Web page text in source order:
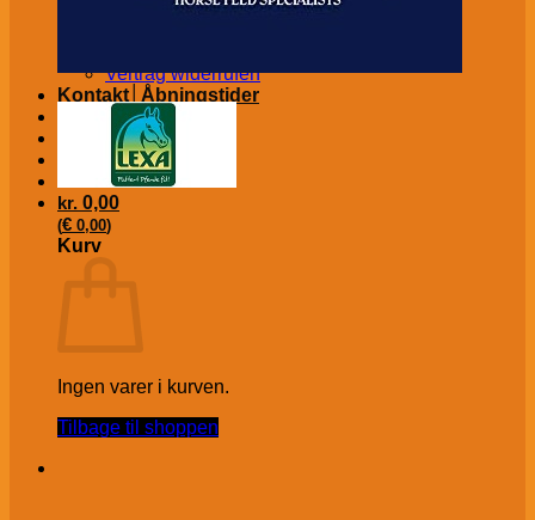
Impressum (Virksomhedsoplysninger)
Vertrag widerrufen
Kontakt│Åbningstider
A-H BROCHURE
kr. 0,00
(€ 0,00)
Kurv
Ingen varer i kurven.
Tilbage til shoppen